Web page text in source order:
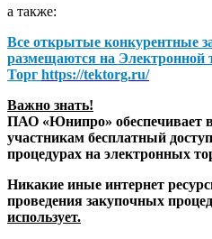
а также:
Все открытые конкурентные
размещаются на Электронной
Торг https://tektorg.ru/
Важно знать!
ПАО «Юнипро» обеспечивает
участникам бесплатный
процедурах на электронных
Никакие иные интернет
проведения закупочных
использует.